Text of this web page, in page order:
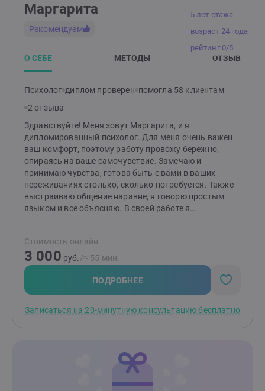
5 лет стажа
возраст 24 года
рейтинг 0/5
Маргарита
Рекомендуем
О СЕБЕ МЕТОДЫ ОТЗЫВ
Психолог диплом проверен помогла 58 клиентам
2 отзыва
Здравствуйте! Меня зовут Маргарита, и я
дипломированный психолог. Для меня очень важен
ваш комфорт, поэтому работу провожу бережно,
опираясь на ваше самочувствие. Замечаю и
принимаю чувства, готова быть с вами в ваших
переживаниях столько, сколько потребуется. Также
выстраиваю общение наравне, я говорю простым
языком и все объясняю. В своей работе я
работаю в подходе ACT (терапия принятия и
ответственности) и CFT (терапия, сфокусированная
на сострадании). Эти подходы помогают клиентам
сделать свою жизнь лучше за счет повышения
осознанности, поиска внутренних ценностей и
CFT (ТФС) - это помочь клиентам изменить их
помощь себе. ACT (ТПО) - это подход, использующий
Принятие и Осознанность для развития
психологической гибкости, которая помогает
человеку действовать в соответствии со своими
Стоимость онлайн
3 000 руб. /≈ 55 мин.
ПОДРОБНЕЕ
Записаться на 20-минутную консультацию бесплатно